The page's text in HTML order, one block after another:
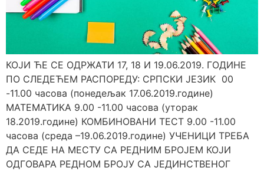
КОЈИ ЋЕ СЕ ОДРЖАТИ 17, 18 И 19.06.2019. ГОДИНЕ
ПО СЛЕДЕЋЕМ РАСПОРЕДУ: СРПСКИ ЈЕЗИК 00
-11.00 часова (понедељак 17.06.2019.године)
МАТЕМАТИКА 9.00 -11.00 часова (уторак
18.2019.године) КОМБИНОВАНИ ТЕСТ 9.00 -11.00
часова (среда –19.06.2019.године) УЧЕНИЦИ ТРЕБА
ДА СЕДЕ НА МЕСТУ СА РЕДНИМ БРОЈЕМ КОЈИ
ОДГОВАРА РЕДНОМ БРОЈУ СА ЈЕДИНСТВЕНОГ